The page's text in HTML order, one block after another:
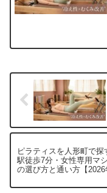
ピラティスを人形町で
駅徒歩7分・女性専用マ
の選び方と通い方【2026